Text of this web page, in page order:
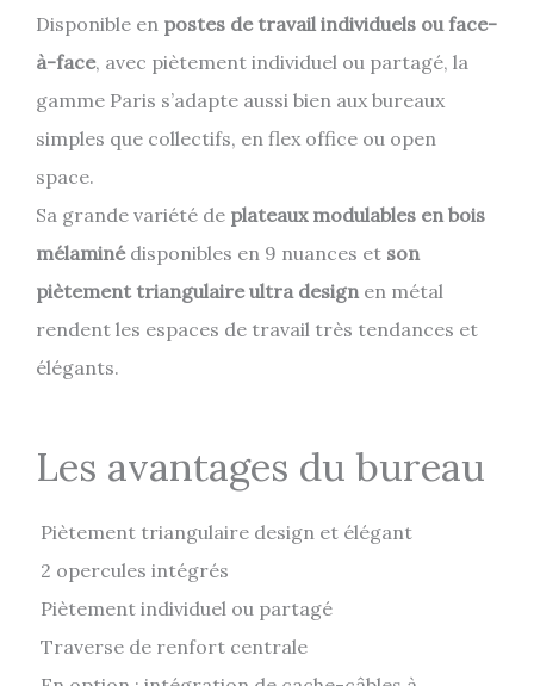
Disponible en postes de travail individuels ou face-
à-face, avec piètement individuel ou partagé, la
gamme Paris s’adapte aussi bien aux bureaux
simples que collectifs, en flex office ou open
space.
Sa grande variété de plateaux modulables en bois
mélaminédisponibles en 9 nuances et son
piètement triangulaire ultra designen métal
rendent les espaces de travail très tendances et
élégants.
Les avantages du bureau
Piètement triangulaire design et élégant
2 opercules intégrés
Piètement individuel ou partagé
Traverse de renfort centrale